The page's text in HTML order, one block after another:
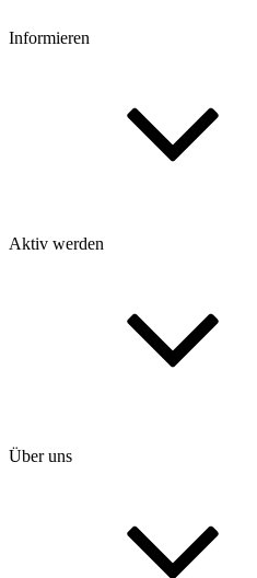
Informieren
Aktiv werden
Über uns